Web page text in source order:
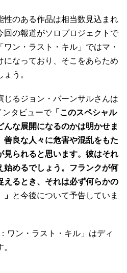
性のある作品は相当数見込まれ
回の報道がソロプロジェクトで
ン・ラスト・キル」ではマ・
になっており、そこをあらため
う。
じるジョン・バーンサルさんは
タビューで「このスペシャル
な展開になるのかは明かせま
善良な人々に危害や混乱をもた
見られると思います。彼はそれ
始めるでしょう。フランクが何
えるとき、それは必ず何らかの
と今後について予告していま
ワン・ラスト・キル」はディ